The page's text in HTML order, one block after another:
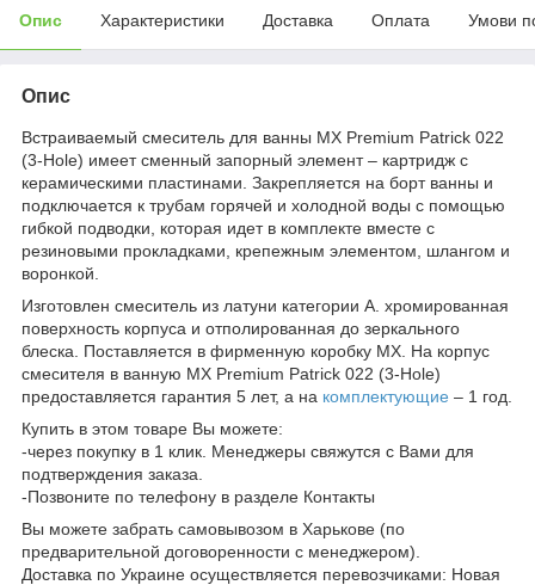
Опис Характеристики Доставка Оплата Умови
Опис
Встраиваемый смеситель для ванны MX Premium Patrick 022
(3-Hole) имеет сменный запорный элемент – картридж с
керамическими пластинами. Закрепляется на борт ванны и
подключается к трубам горячей и холодной воды с помощью
гибкой подводки, которая идет в комплекте вместе с
резиновыми прокладками, крепежным элементом, шлангом и
воронкой.
Изготовлен смеситель из латуни категории А. хромированная
поверхность корпуса и отполированная до зеркального
блеска. Поставляется в фирменную коробку MX. На корпус
смесителя в ванную MX Premium Patrick 022 (3-Hole)
предоставляется гарантия 5 лет, а на комплектующие – 1 год.
Купить в этом товаре Вы можете:
-через покупку в 1 клик. Менеджеры свяжутся с Вами для
подтверждения заказа.
-Позвоните по телефону в разделе Контакты
Вы можете забрать самовывозом в Харькове (по
предварительной договоренности с менеджером).
Доставка по Украине осуществляется перевозчиками: Новая